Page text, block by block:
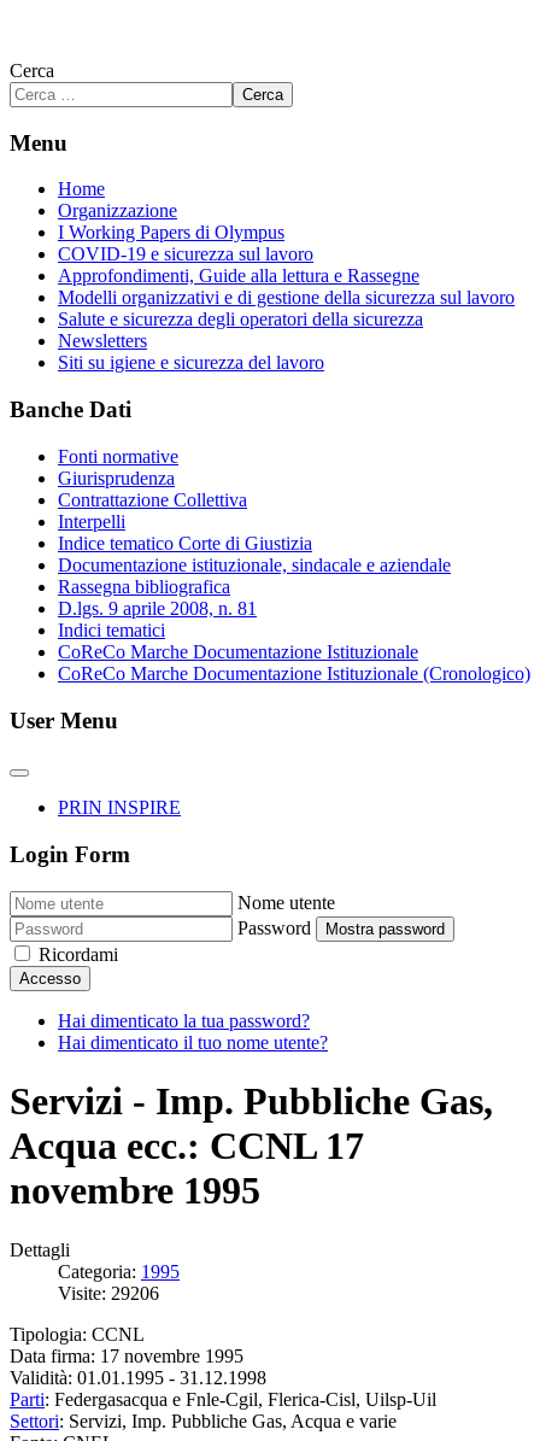
Cerca
Cerca
Menu
Home
Organizzazione
I Working Papers di Olympus
COVID-19 e sicurezza sul lavoro
Approfondimenti, Guide alla lettura e Rassegne
Modelli organizzativi e di gestione della sicurezza sul lavoro
Salute e sicurezza degli operatori della sicurezza
Newsletters
Siti su igiene e sicurezza del lavoro
Banche Dati
Fonti normative
Giurisprudenza
Contrattazione Collettiva
Interpelli
Indice tematico Corte di Giustizia
Documentazione istituzionale, sindacale e aziendale
Rassegna bibliografica
D.lgs. 9 aprile 2008, n. 81
Indici tematici
CoReCo Marche Documentazione Istituzionale
CoReCo Marche Documentazione Istituzionale (Cronologico)
User Menu
PRIN INSPIRE
Login Form
Nome utente
Password
Mostra password
Ricordami
Accesso
Hai dimenticato la tua password?
Hai dimenticato il tuo nome utente?
Servizi - Imp. Pubbliche Gas,
Acqua ecc.: CCNL 17
novembre 1995
Dettagli
Categoria: 1995
Visite: 29206
Tipologia: CCNL
Data firma: 17 novembre 1995
Validità: 01.01.1995 - 31.12.1998
Parti: Federgasacqua e Fnle-Cgil, Flerica-Cisl, Uilsp-Uil
Settori: Servizi, Imp. Pubbliche Gas, Acqua e varie